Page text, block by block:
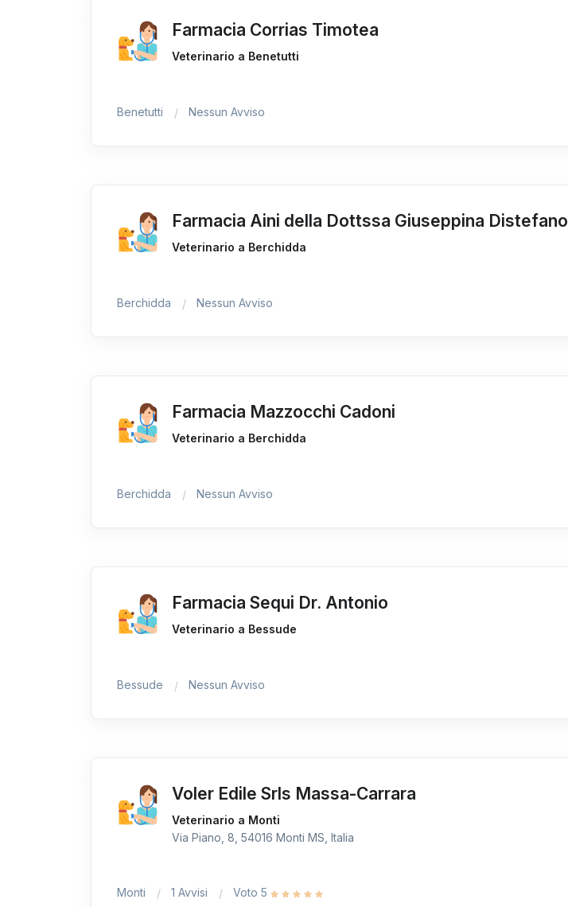
Farmacia Corrias Timotea
Veterinario a Benetutti
Benetutti Nessun Avviso
Farmacia Aini della Dottssa Giuseppina Distefano
Veterinario a Berchidda
Berchidda Nessun Avviso
Farmacia Mazzocchi Cadoni
Veterinario a Berchidda
Berchidda Nessun Avviso
Farmacia Sequi Dr. Antonio
Veterinario a Bessude
Bessude Nessun Avviso
Voler Edile Srls Massa-Carrara
Veterinario a Monti
Via Piano, 8, 54016 Monti MS, Italia
Monti 1 Avvisi Voto 5